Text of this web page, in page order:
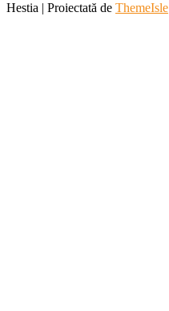
Hestia | Proiectată de ThemeIsle